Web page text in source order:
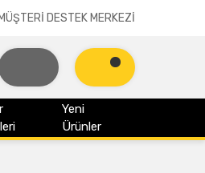
MÜŞTERİ DESTEK MERKEZİ
Yeni
Ürünler